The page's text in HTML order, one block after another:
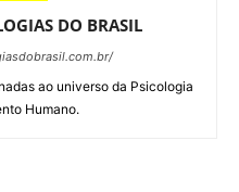
DO BRASIL
ao universo da Psicologia
Humano.